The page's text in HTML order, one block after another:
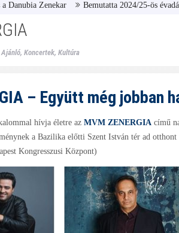
Zenekar Bemutatta 2024/25-ös évadát a
Ajánló, Koncertek, Kultúra
– Együtt még jobban
hívja életre az MVM ZENERGIA című
a Bazilika előtti Szent István tér ad otthont
Kongresszusi Központ)